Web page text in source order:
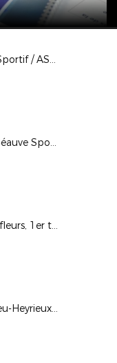
R2 L’Etrat La Tour Sportif / AS Chavanay
AS Grazac Lapte / Séauve Sports 2e tour CDF 1er septembre
FC Lezoux / FC Mirefleurs, 1er tour - CDF - 25 août
Association Chandieu-Heyrieux : remise régionale de label